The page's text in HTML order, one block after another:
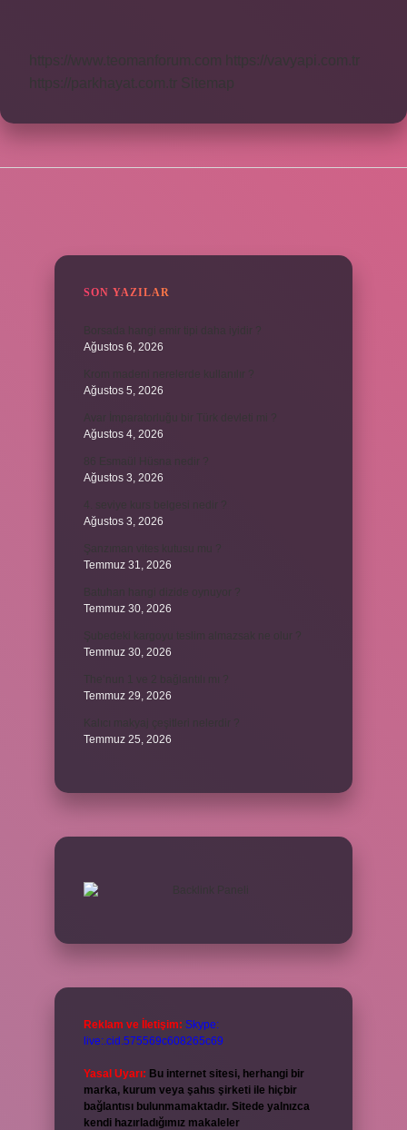
https://www.teomanforum.com
https://vavyapi.com.tr
https://parkhayat.com.tr
Sitemap
SON YAZILAR
Ağustos 6, 2026
Ağustos 5, 2026
Ağustos 4, 2026
Ağustos 3, 2026
Ağustos 3, 2026
Temmuz 31, 2026
Temmuz 30, 2026
Temmuz 30, 2026
Temmuz 29, 2026
Temmuz 25, 2026
Reklam ve İletişim: Skype:
live:.cid.575569c608265c69
Yasal Uyarı: Bu internet sitesi, herhangi bir
marka, kurum veya şahıs şirketi ile hiçbir
bağlantısı bulunmamaktadır. Sitede yalnızca
kendi hazırladığımız makaleler